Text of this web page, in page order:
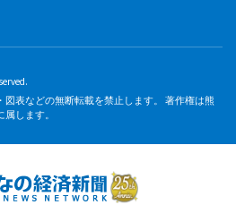
表などの無断転載を禁止します。 著作権は熊
します。